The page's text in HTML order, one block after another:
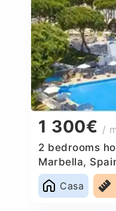
1 300€ /
2 bedrooms
Marbella,
Casa